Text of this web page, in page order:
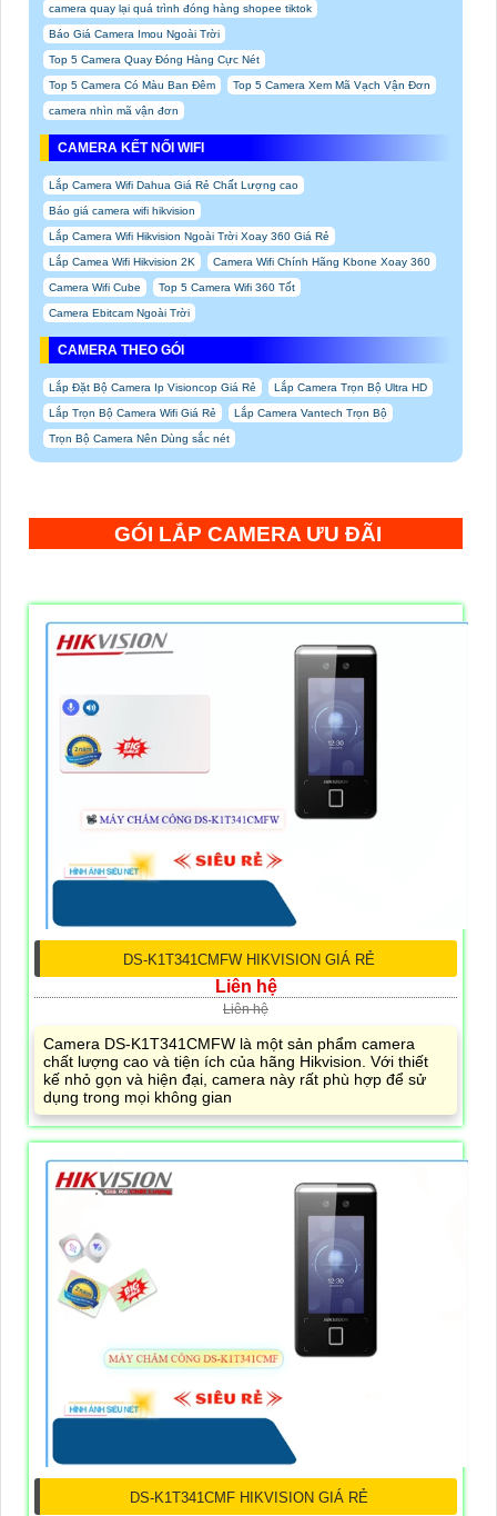
camera quay lại quá trình đóng hàng shopee tiktok
Báo Giá Camera Imou Ngoài Trời
Top 5 Camera Quay Đóng Hàng Cực Nét
Top 5 Camera Có Màu Ban Đêm Top 5 Camera Xem Mã Vạch Vận Đơn
camera nhìn mã vận đơn
CAMERA KẾT NỐI WIFI
Lắp Camera Wifi Dahua Giá Rẻ Chất Lượng cao
Báo giá camera wifi hikvision
Lắp Camera Wifi Hikvision Ngoài Trời Xoay 360 Giá Rẻ
Lắp Camea Wifi Hikvision 2K Camera Wifi Chính Hãng Kbone Xoay 360
Camera Wifi Cube Top 5 Camera Wifi 360 Tốt
Camera Ebitcam Ngoài Trời
CAMERA THEO GÓI
Lắp Đặt Bộ Camera Ip Visioncop Giá Rẻ Lắp Camera Trọn Bộ Ultra HD
Lắp Trọn Bộ Camera Wifi Giá Rẻ Lắp Camera Vantech Trọn Bộ
Trọn Bộ Camera Nên Dùng sắc nét
GÓI LẮP CAMERA ƯU ĐÃI
DS-K1T341CMFW HIKVISION GIÁ RẺ
Liên hệ
Liên hệ
Camera DS-K1T341CMFW là một sản phẩm camera
chất lượng cao và tiện ích của hãng Hikvision. Với thiết
kế nhỏ gọn và hiện đại, camera này rất phù hợp để sử
dụng trong mọi không gian
DS-K1T341CMF HIKVISION GIÁ RẺ